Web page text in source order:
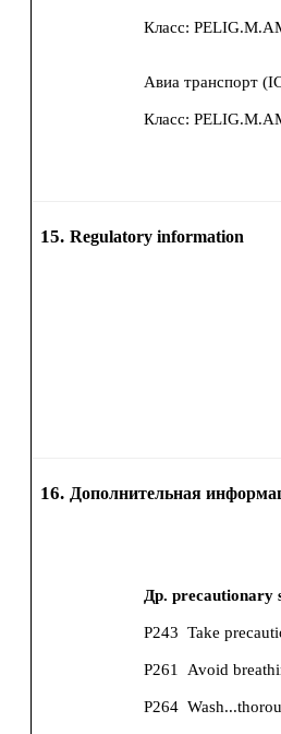
Класс:
Авиа транспорт
Класс:
15. Regulatory information
16. Дополнительная
Др. precautionary
P243 Take
P261 Avoid
P264